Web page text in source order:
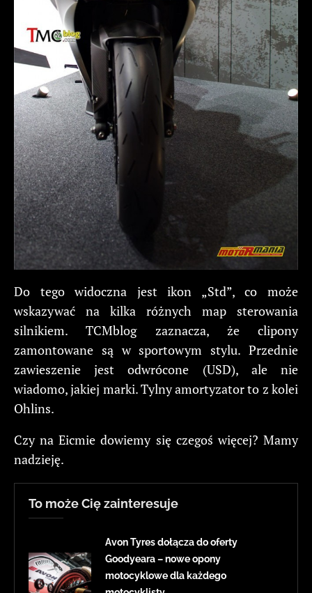
Do tego widoczna jest ikon „Std”, co może
wskazywać na kilka różnych map sterowania
silnikiem. TCMblog zaznacza, że clipony
zamontowane są w sportowym stylu. Przednie
zawieszenie jest odwrócone (USD), ale nie
wiadomo, jakiej marki. Tylny amortyzator to z kolei
Ohlins.
Czy na Eicmie dowiemy się czegoś więcej? Mamy
nadzieję.
To może Cię zainteresuje
Avon Tyres dołącza do oferty
Goodyeara – nowe opony
motocyklowe dla każdego